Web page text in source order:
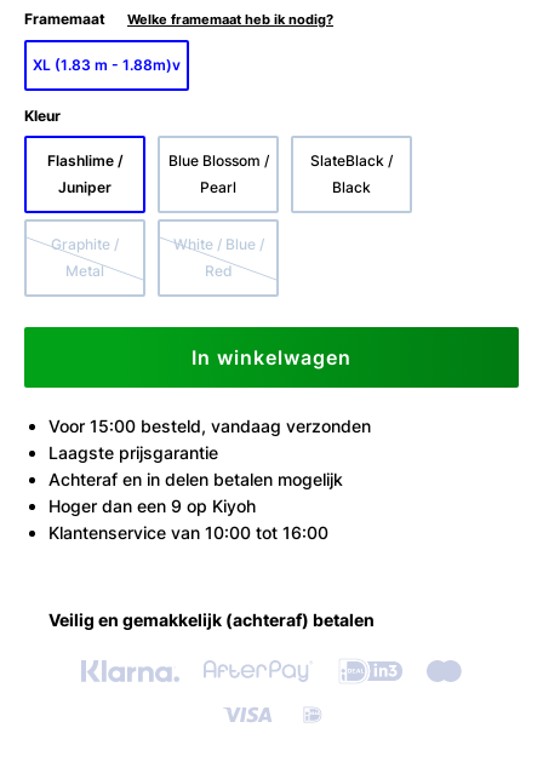
Framemaat Welke framemaat heb ik nodig?
XL (1.83 m - 1.88m)v
Kleur
Flashlime /
Juniper
Blue Blossom /
Pearl
SlateBlack /
Black
Graphite /
Metal
White / Blue /
Red
In winkelwagen
Voor 15:00 besteld, vandaag verzonden
Laagste prijsgarantie
Achteraf en in delen betalen mogelijk
Hoger dan een 9 op Kiyoh
Klantenservice van 10:00 tot 16:00
Veilig en gemakkelijk (achteraf) betalen